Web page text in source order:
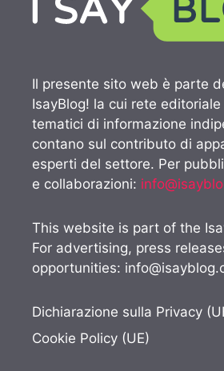
Il presente sito web è parte
IsayBlog! la cui rete
tematici di informazione
contano sul contributo di
esperti del settore. Per
e collaborazioni:
This website is part of the
For advertising, press
opportunities:
Dichiarazione sulla Privacy
Cookie Policy (UE)